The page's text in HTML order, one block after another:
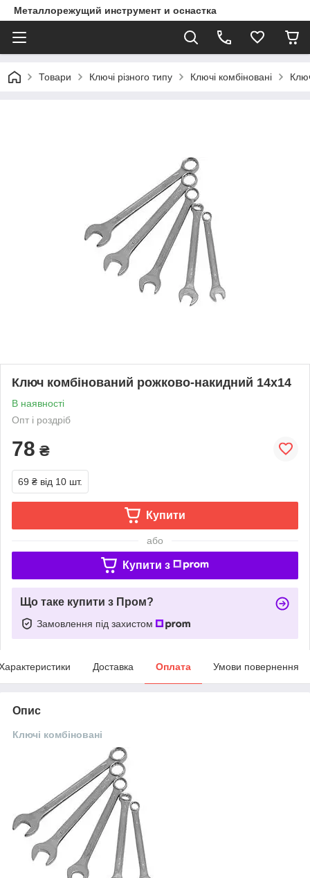
Металлорежущий инструмент и оснастка
Товари Ключі різного типу Ключі комбіновані
Ключ комбінований рожково-накидний 14х14
В наявності
Опт і роздріб
78 ₴
69 ₴ від 10 шт.
Купити
або
Купити з
Що таке купити з Пром?
Замовлення під захистом
Доставка Оплата Умови повернення
Опис
Ключі комбіновані